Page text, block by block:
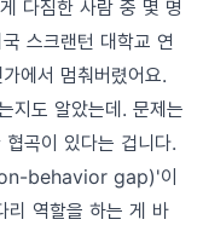
다짐한 사람 중 몇 명
스크랜턴 대학교 연
에서 멈춰버렸어요.
지도 알았는데. 문제는
곡이 있다는 겁니다.
behavior gap)'이
리 역할을 하는 게 바